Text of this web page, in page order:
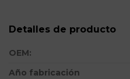
Detalles de producto
OEM:
Año fabricación